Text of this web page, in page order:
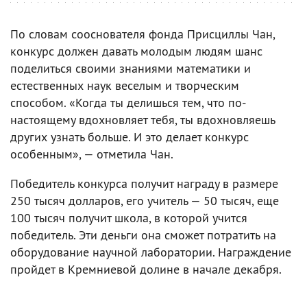
По словам сооснователя фонда Присциллы Чан,
конкурс должен давать молодым людям шанс
поделиться своими знаниями математики и
естественных наук веселым и творческим
способом. «Когда ты делишься тем, что по-
настоящему вдохновляет тебя, ты вдохновляешь
других узнать больше. И это делает конкурс
особенным», — отметила Чан.
Победитель конкурса получит награду в размере
250 тысяч долларов, его учитель — 50 тысяч, еще
100 тысяч получит школа, в которой учится
победитель. Эти деньги она сможет потратить на
оборудование научной лаборатории. Награждение
пройдет в Кремниевой долине в начале декабря.